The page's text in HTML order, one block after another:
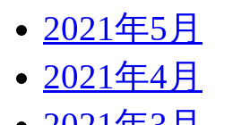
2021年5月
2021年4月